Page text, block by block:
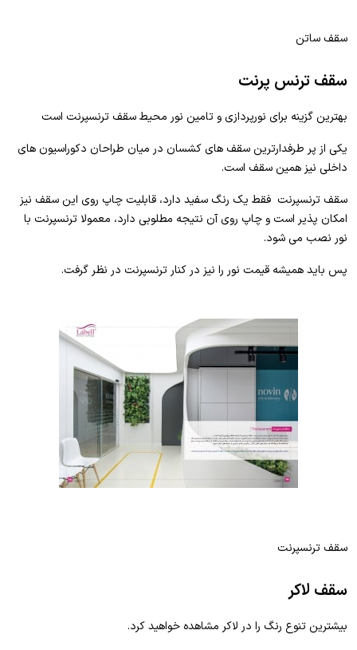
سقف ساتن
سقف ترنس پرنت
بهترین گزینه برای نورپردازی و تامین نور محیط سقف ترنسپرنت است
یکی از پر طرفدارترین سقف های کشسان در میان طراحان دکوراسیون های
داخلی نیز همین سقف است.
سقف ترنسپرنت فقط یک رنگ سفید دارد، قابلیت چاپ روی این سقف نیز
امکان پذیر است و چاپ روی آن نتیجه مطلوبی دارد، معمولا ترنسپرنت با
نور نصب می شود.
پس باید همیشه قیمت نور را نیز در کنار ترنسپرنت در نظر گرفت.
سقف ترنسپرنت
سقف لاکر
بیشترین تنوع رنگ را در لاکر مشاهده خواهید کرد.